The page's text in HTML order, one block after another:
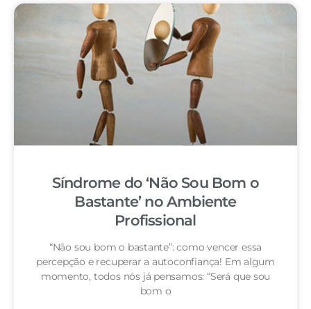
Síndrome do ‘Não Sou Bom o
Bastante’ no Ambiente
Profissional
“Não sou bom o bastante”: como vencer essa
percepção e recuperar a autoconfiança! Em algum
momento, todos nós já pensamos: “Será que sou
bom o